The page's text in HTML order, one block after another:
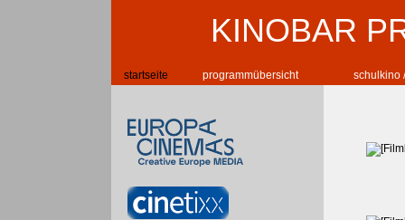
KINOBAR
startseite programmübersicht schulkino